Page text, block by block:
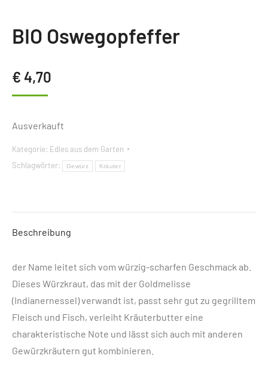
BIO Oswegopfeffer
€ 4,70
Ausverkauft
Kategorie: Edles aus dem Garten
Schlagwörter:
Gewürz Kräuter
Beschreibung
der Name leitet sich vom würzig-scharfen Geschmack ab.
Dieses Würzkraut, das mit der Goldmelisse
(Indianernessel) verwandt ist, passt sehr gut zu gegrilltem
Fleisch und Fisch, verleiht Kräuterbutter eine
charakteristische Note und lässt sich auch mit anderen
Gewürzkräutern gut kombinieren.